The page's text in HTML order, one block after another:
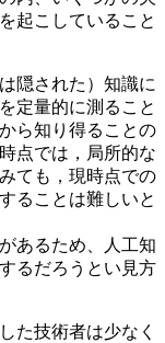
起こしていること
隠された）知識に
定量的に測ること
ら知り得ることの
点では，局所的な
ても，現時点での
ることは難しいと
あるため、人工知
るだろうとい見方
た技術者は少なく